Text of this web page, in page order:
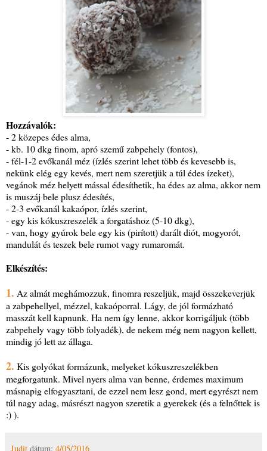
Hozzávalók:
- 2 közepes édes alma,
- kb. 10 dkg finom, apró szemű zabpehely (fontos),
- fél-1-2 evőkanál méz (ízlés szerint lehet több és kevesebb is,
nekünk elég egy kevés, mert nem szeretjük a túl édes ízeket),
vegánok méz helyett mással édesíthetik, ha édes az alma, akkor nem
is muszáj bele plusz édesítés,
- 2-3 evőkanál kakaópor, ízlés szerint,
- egy kis kókuszreszelék a forgatáshoz (5-10 dkg),
- van, hogy gyúrok bele egy kis (pirított) darált diót, mogyorót,
mandulát és teszek bele rumot vagy rumaromát.
Elkészítés:
1. Az almát meghámozzuk, finomra reszeljük, majd összekeverjük
a zabpehellyel, mézzel, kakaóporral. Lágy, de jól formázható
masszát kell kapnunk. Ha nem így lenne, akkor korrigáljuk (több
zabpehely vagy több folyadék), de nekem még nem nagyon kellett,
mindig jó lett az állaga.
2. Kis golyókat formázunk, melyeket kókuszreszelékben
megforgatunk. Mivel nyers alma van benne, érdemes maximum
másnapig elfogyasztani, de ezzel nem lesz gond, mert egyrészt nem
túl nagy adag, másrészt nagyon szeretik a gyerekek (és a felnőttek is
:) ).
Judit dátum: 4/05/2016